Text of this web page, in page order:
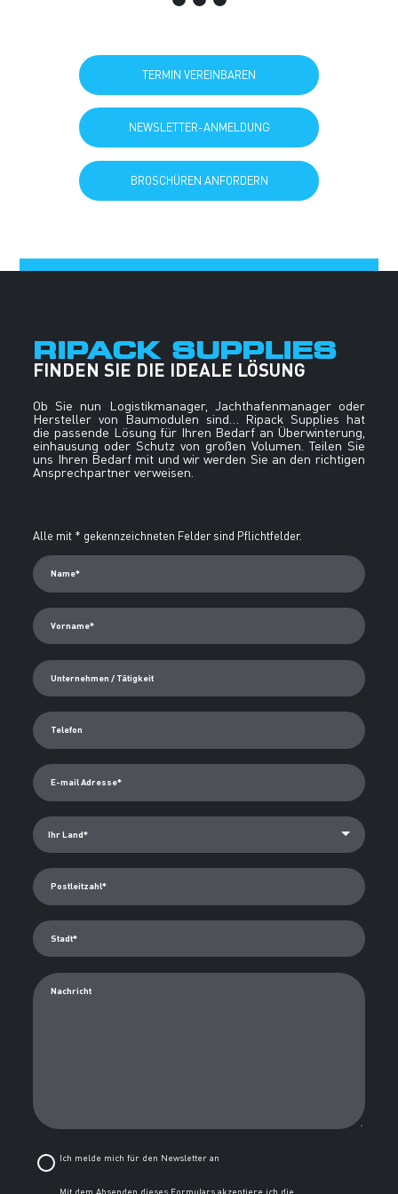
TERMIN VEREINBAREN
NEWSLETTER-ANMELDUNG
BROSCHÜREN ANFORDERN
FINDEN SIE DIE IDEALE LÖSUNG
RIPACK SUPPLIES
Ob Sie nun Logistikmanager, Jachthafenmanager oder
Hersteller von Baumodulen sind… Ripack Supplies hat
die passende Lösung für Ihren Bedarf an Überwinterung,
einhausung oder Schutz von großen Volumen. Teilen Sie
uns Ihren Bedarf mit und wir werden Sie an den richtigen
Ansprechpartner verweisen.
Alle mit * gekennzeichneten Felder sind Pflichtfelder.
Name*
Vorname*
Unternehmen / Tätigkeit
Telefon
E-mail Adresse*
Postleitzahl*
Stadt*
Nachricht
Ich melde mich für den Newsletter an
Mit dem Absenden dieses Formulars akzeptiere ich die
Alternative: